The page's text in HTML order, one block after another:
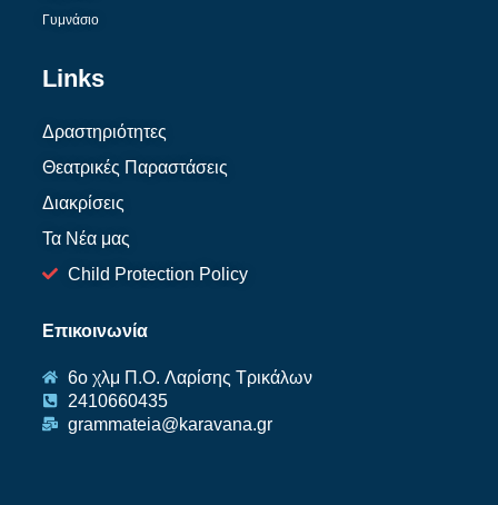
Γυμνάσιο
Links
Δραστηριότητες
Θεατρικές Παραστάσεις
Διακρίσεις
Τα Νέα μας
Child Protection Policy
Επικοινωνία
6ο χλμ Π.O. Λαρίσης Τρικάλων
2410660435
grammateia@karavana.gr